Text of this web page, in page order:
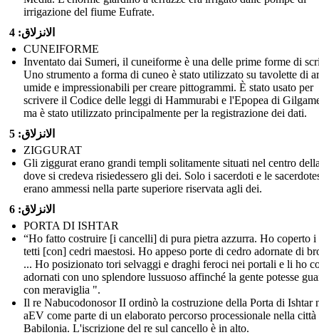
irrigazione del fiume Eufrate.
الانزلاق: 4
CUNEIFORME
Inventato dai Sumeri, il cuneiforme è una delle prime forme di
Uno strumento a forma di cuneo è stato utilizzato su tavolette di
umide e impressionabili per creare pittogrammi. È stato usato per
scrivere il Codice delle leggi di Hammurabi e l'Epopea di
ma è stato utilizzato principalmente per la registrazione dei dati.
الانزلاق: 5
ZIGGURAT
Gli ziggurat erano grandi templi solitamente situati nel centro
dove si credeva risiedessero gli dei. Solo i sacerdoti e le
erano ammessi nella parte superiore riservata agli dei.
الانزلاق: 6
PORTA DI ISHTAR
“Ho fatto costruire [i cancelli] di pura pietra azzurra. Ho coperto
tetti [con] cedri maestosi. Ho appeso porte di cedro adornate di
... Ho posizionato tori selvaggi e draghi feroci nei portali e li ho
adornati con uno splendore lussuoso affinché la gente potesse
con meraviglia ".
Il re Nabucodonosor II ordinò la costruzione della Porta di Ishtar
aEV come parte di un elaborato percorso processionale nella città
Babilonia. L'iscrizione del re sul cancello è in alto.